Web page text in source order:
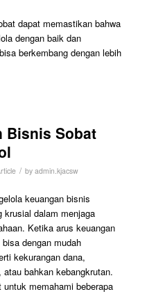
dapat memastikan bahwa
dengan baik dan
berkembang dengan lebih
Bisnis Sobat
/ by admin.kjacsw
keuangan bisnis
krusial dalam menjaga
Ketika arus keuangan
dengan mudah
kekurangan dana,
bahkan kebangkrutan.
memahami beberapa